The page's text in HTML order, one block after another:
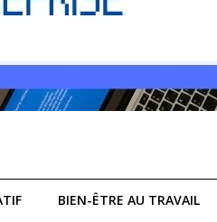
BIEN-ÊTRE AU TRAVAIL